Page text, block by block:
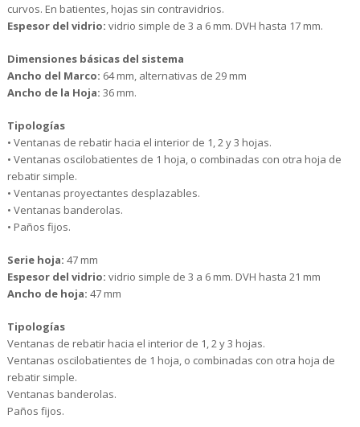
curvos. En batientes, hojas sin contravidrios.
Espesor del vidrio: vidrio simple de 3 a 6 mm. DVH hasta 17 mm.
Dimensiones básicas del sistema
Ancho del Marco: 64 mm, alternativas de 29 mm
Ancho de la Hoja: 36 mm.
Tipologías
• Ventanas de rebatir hacia el interior de 1, 2 y 3 hojas.
• Ventanas oscilobatientes de 1 hoja, o combinadas con otra hoja de
rebatir simple.
• Ventanas proyectantes desplazables.
• Ventanas banderolas.
• Paños fijos.
Serie hoja: 47 mm
Espesor del vidrio: vidrio simple de 3 a 6 mm. DVH hasta 21 mm
Ancho de hoja: 47 mm
Tipologías
Ventanas de rebatir hacia el interior de 1, 2 y 3 hojas.
Ventanas oscilobatientes de 1 hoja, o combinadas con otra hoja de
rebatir simple.
Ventanas banderolas.
Paños fijos.